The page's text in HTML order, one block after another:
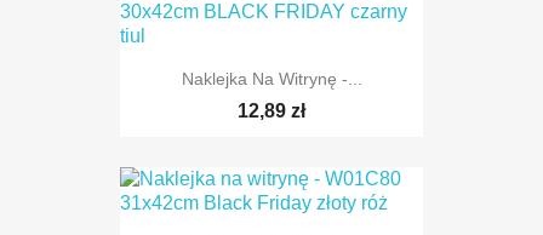
Naklejka Na Witrynę -...
12,89 zł